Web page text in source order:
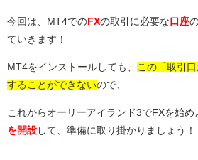
今回は、MT4での FXの取引に必要な 口座
ていきます！
MT4をインストールしても、
この「取引
することができないので、
これからオーリーアイランド3でFXを始め
を開設 して、準備に取り掛かりましょう！